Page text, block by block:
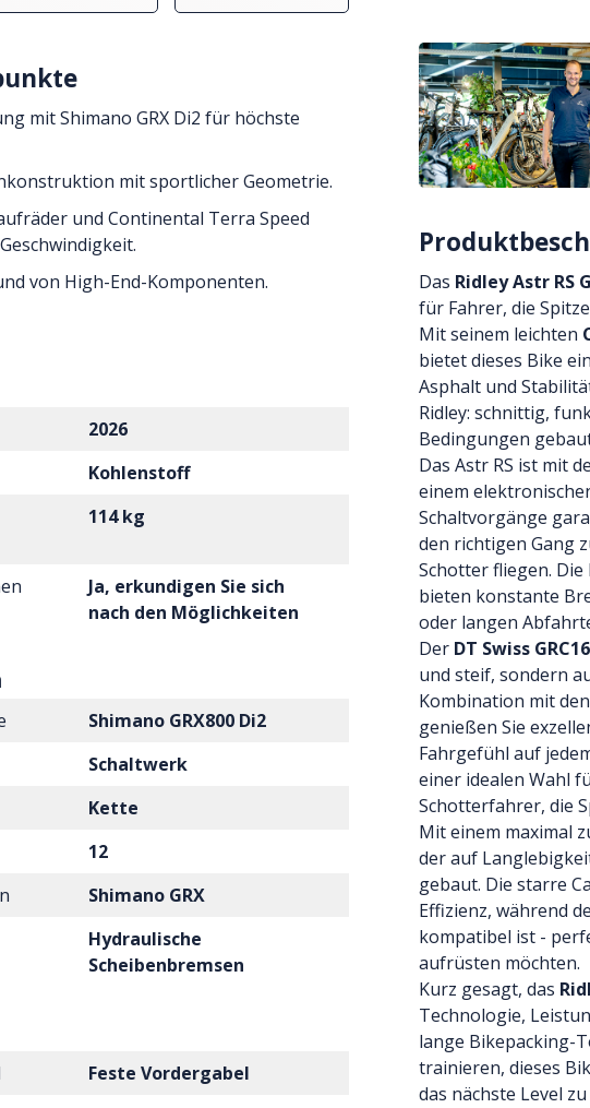
mit Shimano GRX Di2 für höchste
mit sportlicher Geometrie.
und Continental Terra Speed
von High-End-Komponenten.
2026
Kohlenstoff
114 kg
Ja, erkundigen Sie sich
nach den Möglichkeiten
Shimano GRX800 Di2
Schaltwerk
Kette
12
Shimano GRX
Hydraulische
Scheibenbremsen
Feste Vordergabel
Das Ridley Astr RS
für Fahrer, die
Mit seinem leichten
bietet dieses Bike
Asphalt und
Ridley: schnittig,
Bedingungen
Das Astr RS ist mit
einem
Schaltvorgänge
den richtigen Gang
Schotter fliegen. Die
bieten konstante
oder langen
Der DT Swiss
und steif, sondern
Kombination mit den
genießen Sie
Fahrgefühl auf
einer idealen Wahl
Schotterfahrer, die
Mit einem maximal
der auf
gebaut. Die starre
Effizienz, während
kompatibel ist -
aufrüsten möchten.
Kurz gesagt, das
Technologie,
lange Bikepacking-
trainieren, dieses
das nächste Level